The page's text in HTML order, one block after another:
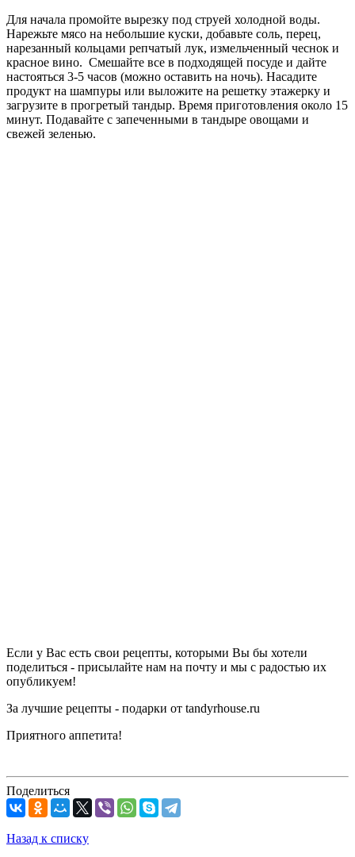
Для начала промойте вырезку под струей холодной воды.
Нарежьте мясо на небольшие куски, добавьте соль, перец,
нарезанный кольцами репчатый лук, измельченный чеснок и
красное вино. Смешайте все в подходящей посуде и дайте
настояться 3-5 часов (можно оставить на ночь). Насадите
продукт на шампуры или выложите на решетку этажерку и
загрузите в прогретый тандыр. Время приготовления около 15
минут. Подавайте с запеченными в тандыре овощами и
свежей зеленью.
Если у Вас есть свои рецепты, которыми Вы бы хотели
поделиться - присылайте нам на почту и мы с радостью их
опубликуем!
За лучшие рецепты - подарки от tandyrhouse.ru
Приятного аппетита!
Поделиться
Назад к списку